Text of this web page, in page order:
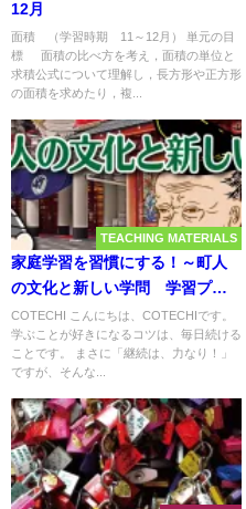
12月
面積 （学習時期 11～12月） 単元の目
標 面積の比べ方を考え，面積の単位と
求積公式について理解し，長方形や正方形
の面積を求めたり，複...
TEACHING MATERIALS
家庭学習を習慣にする！～町人
の文化と新しい学問 学習プリ
ント＜家庭学習キョウコレ.09＞
～
COTECHI こんにちは、COTECHIです。
学ぶことが好きになるコツは、毎日続ける
ことです。 まさに「継続は、力なり！」
ですが、そんな...